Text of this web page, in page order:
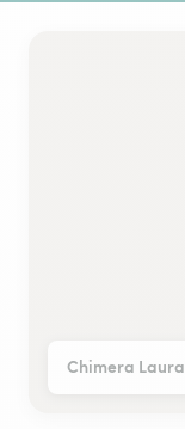
Chimera Laura